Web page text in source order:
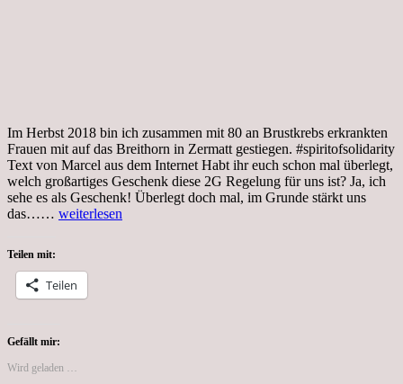
Im Herbst 2018 bin ich zusammen mit 80 an Brustkrebs erkrankten
Frauen mit auf das Breithorn in Zermatt gestiegen. #spiritofsolidarity
Text von Marcel aus dem Internet Habt ihr euch schon mal überlegt,
welch großartiges Geschenk diese 2G Regelung für uns ist? Ja, ich
sehe es als Geschenk! Überlegt doch mal, im Grunde stärkt uns
das…… Donnerstag,
weiterlesen
Teilen mit:
Teilen
Gefällt mir:
Wird geladen …